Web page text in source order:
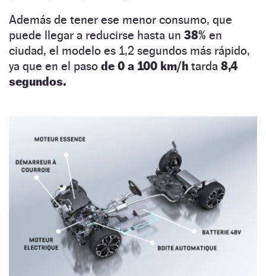
Además de tener ese menor consumo, que
puede llegar a reducirse hasta un 38% en
ciudad, el modelo es 1,2 segundos más rápido,
ya que en el paso de 0 a 100 km/h tarda 8,4
segundos.